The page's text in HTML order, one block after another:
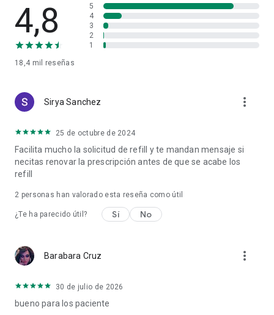
4,8
18,4 mil reseñas
5
4
3
2
1
Sirya Sanchez more_vert
25 de octubre de 2024
Facilita mucho la solicitud de refill y te mandan mensaje si
necitas renovar la prescripción antes de que se acabe los
refill
2 personas han valorado esta reseña como útil
¿Te ha parecido útil? Sí No
Barabara Cruz more_vert
30 de julio de 2026
bueno para los paciente